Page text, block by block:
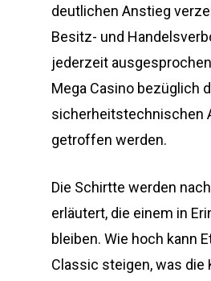
deutlichen Anstieg
Besitz- und
jederzeit
Mega Casino bezüglich
sicherheitstechnischen
getroffen werden.
Die Schirtte werden
erläutert, die einem in
bleiben. Wie hoch kann
Classic steigen, was die